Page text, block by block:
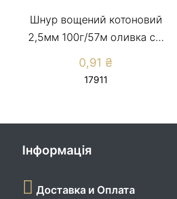
Шнур вощений котоновий
2,5мм 100г/57м оливка с...
0,91 ₴
17911
Інформація
Доставка и Оплата